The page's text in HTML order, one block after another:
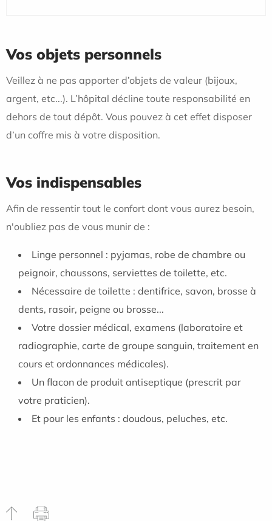
Vos objets personnels
Veillez à ne pas apporter d’objets de valeur (bijoux,
argent, etc...). L’hôpital décline toute responsabilité en
dehors de tout dépôt. Vous pouvez à cet effet disposer
d’un coffre mis à votre disposition.
Vos indispensables
Afin de ressentir tout le confort dont vous aurez besoin,
n'oubliez pas de vous munir de :
Linge personnel : pyjamas, robe de chambre ou
peignoir, chaussons, serviettes de toilette, etc.
Nécessaire de toilette : dentifrice, savon, brosse à
dents, rasoir, peigne ou brosse...
Votre dossier médical, examens (laboratoire et
radiographie, carte de groupe sanguin, traitement en
cours et ordonnances médicales).
Un flacon de produit antiseptique (prescrit par
votre praticien).
Et pour les enfants : doudous, peluches, etc.